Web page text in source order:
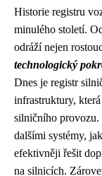
Historie registru
minulého století.
odráží nejen
technologický
Dnes je registr
infrastruktury,
silničního
dalšími systémy,
efektivněji řešit
na silnicích.